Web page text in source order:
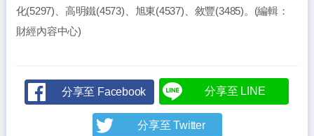
化(5297)、高明鐵(4573)、旭東(4537)、敘豐(3485)。(編輯：
財經內容中心)
分享至 Facebook 分享至 LINE
分享至 Twitter